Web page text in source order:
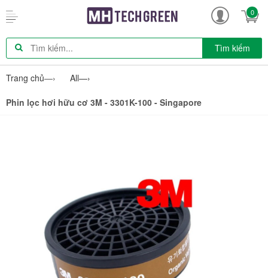
0
Tìm kiếm
Trang chủ—› All—›
Phin lọc hơi hữu cơ 3M - 3301K-100 - Singapore